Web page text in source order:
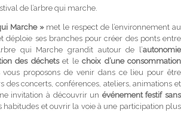
de l’arbre qui marche.
Marche »met le respect de l’environnement au
ses branches pour créer des ponts entre
qui Marche grandit autour de l’autonomie
des déchetset lechoix d’une consommation
vous proposons de venir dans ce lieu pour être
des concerts, conférences, ateliers, animations et
invitation à découvrir un événement festif sans
habitudes et ouvrir la voie à une participation plus